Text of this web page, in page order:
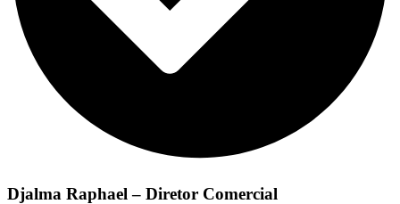
Djalma Raphael – Diretor Comercial